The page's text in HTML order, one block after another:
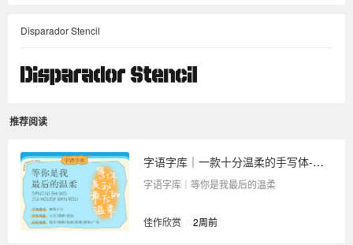
Disparador Stencil
推荐阅读
字语字库｜一款十分温柔的手写体-等你是我最后的温柔
字语字库｜等你是我最后的温柔
佳作欣赏 2周前